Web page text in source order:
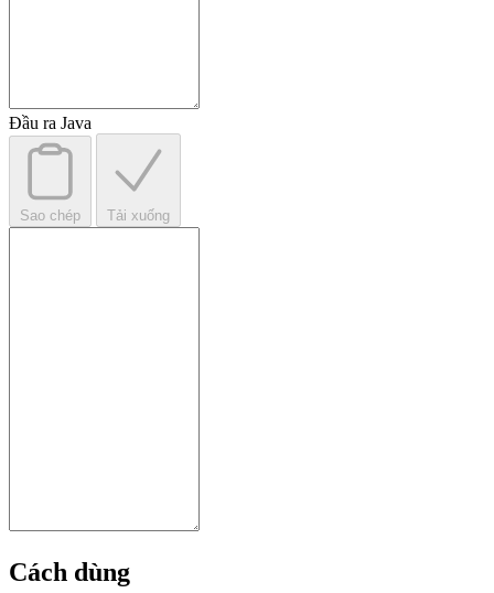
Đầu ra Java
Sao chép Tải xuống
Cách dùng